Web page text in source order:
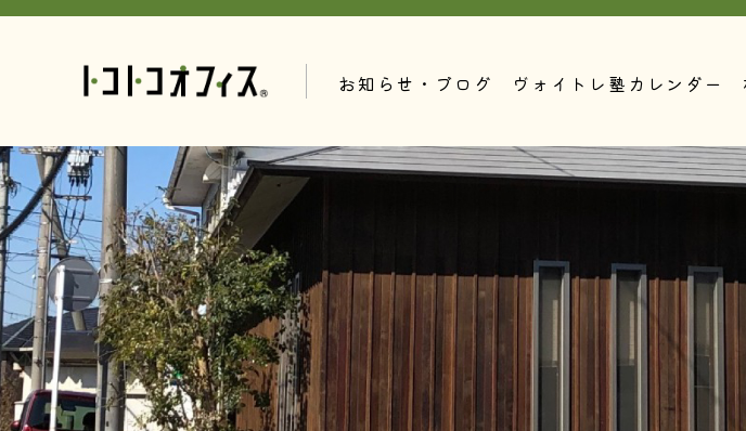
お知らせ・ブログ ヴォイトレ塾カレンダー